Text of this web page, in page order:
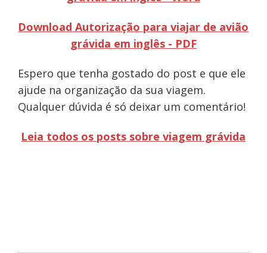
Download Autorização para viajar de avião
grávida em inglês - PDF
Espero que tenha gostado do post e que ele
ajude na organização da sua viagem.
Qualquer dúvida é só deixar um comentário!
Leia todos os posts sobre viagem grávida